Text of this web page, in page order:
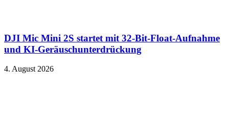
DJI Mic Mini 2S startet mit 32-Bit-Float-Aufnahme
und KI-Geräuschunterdrückung
4. August 2026